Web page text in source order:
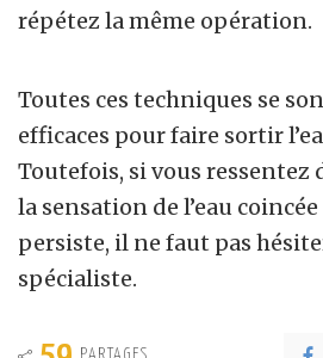
répétez la même opération.
Toutes ces techniques se
efficaces pour faire sortir
Toutefois, si vous ressentez
la sensation de l’eau
persiste, il ne faut pas
spécialiste.